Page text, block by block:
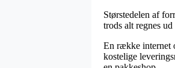
Størstedelen af
trods alt regnes
En række internet
kostelige